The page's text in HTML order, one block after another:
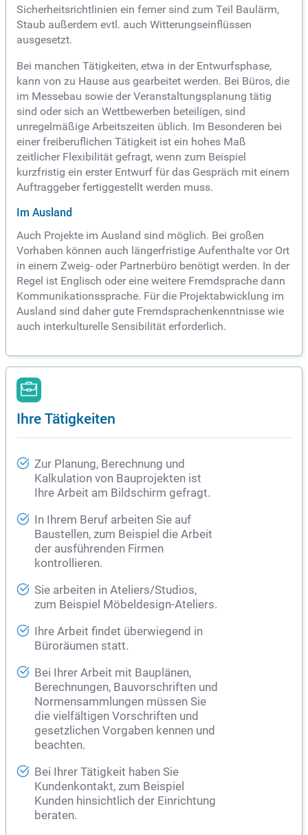
Sicherheitsrichtlinien ein ferner sind zum Teil Baulärm,
Staub außerdem evtl. auch Witterungseinflüssen
ausgesetzt.
Bei manchen Tätigkeiten, etwa in der Entwurfsphase,
kann von zu Hause aus gearbeitet werden. Bei Büros, die
im Messebau sowie der Veranstaltungsplanung tätig
sind oder sich an Wettbewerben beteiligen, sind
unregelmäßige Arbeitszeiten üblich. Im Besonderen bei
einer freiberuflichen Tätigkeit ist ein hohes Maß
zeitlicher Flexibilität gefragt, wenn zum Beispiel
kurzfristig ein erster Entwurf für das Gespräch mit einem
Auftraggeber fertiggestellt werden muss.
Im Ausland
Auch Projekte im Ausland sind möglich. Bei großen
Vorhaben können auch längerfristige Aufenthalte vor Ort
in einem Zweig- oder Partnerbüro benötigt werden. In der
Regel ist Englisch oder eine weitere Fremdsprache dann
Kommunikationssprache. Für die Projektabwicklung im
Ausland sind daher gute Fremdsprachenkenntnisse wie
auch interkulturelle Sensibilität erforderlich.
Ihre Tätigkeiten
Zur Planung, Berechnung und
Kalkulation von Bauprojekten ist
Ihre Arbeit am Bildschirm gefragt.
In Ihrem Beruf arbeiten Sie auf
Baustellen, zum Beispiel die Arbeit
der ausführenden Firmen
kontrollieren.
Sie arbeiten in Ateliers/Studios,
zum Beispiel Möbeldesign-Ateliers.
Ihre Arbeit findet überwiegend in
Büroräumen statt.
Bei Ihrer Arbeit mit Bauplänen,
Berechnungen, Bauvorschriften und
Normensammlungen müssen Sie
die vielfältigen Vorschriften und
gesetzlichen Vorgaben kennen und
beachten.
Bei Ihrer Tätigkeit haben Sie
Kundenkontakt, zum Beispiel
Kunden hinsichtlich der Einrichtung
beraten.